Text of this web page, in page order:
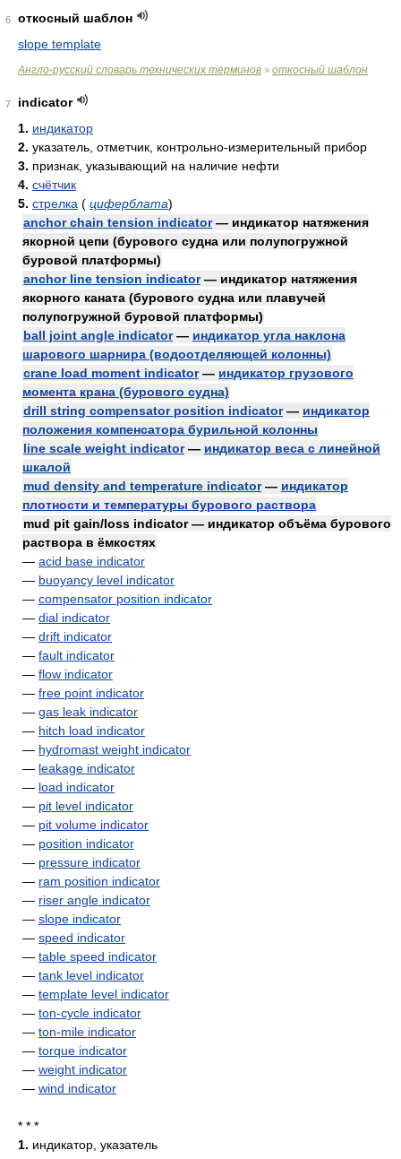
6
откосный шаблон
slope template
Англо-русский словарь технических терминов > откосный шаблон
7
indicator
1. индикатор
2. указатель, отметчик, контрольно-измерительный прибор
3. признак, указывающий на наличие нефти
4. счётчик
5. стрелка ( циферблата)
anchor chain tension indicator— индикатор натяжения
якорной цепи (бурового судна или полупогружной
буровой платформы)
anchor line tension indicator— индикатор натяжения
якорного каната (бурового судна или плавучей
полупогружной буровой платформы)
ball joint angle indicator— индикатор угла наклона
шарового шарнира (водоотделяющей колонны)
crane load moment indicator— индикатор грузового
момента крана (бурового судна)
drill string compensator position indicator— индикатор
положения компенсатора бурильной колонны
line scale weight indicator— индикатор веса с линейной
шкалой
mud density and temperature indicator— индикатор
плотности и температуры бурового раствора
mud pit gain/loss indicator — индикатор объёма бурового
раствора в ёмкостях
— acid base indicator
— buoyancy level indicator
— compensator position indicator
— dial indicator
— drift indicator
— fault indicator
— flow indicator
— free point indicator
— gas leak indicator
— hitch load indicator
— hydromast weight indicator
— leakage indicator
— load indicator
— pit level indicator
— pit volume indicator
— position indicator
— pressure indicator
— ram position indicator
— riser angle indicator
— slope indicator
— speed indicator
— table speed indicator
— tank level indicator
— template level indicator
— ton-cycle indicator
— ton-mile indicator
— torque indicator
— weight indicator
— wind indicator
* * *
1. индикатор, указатель